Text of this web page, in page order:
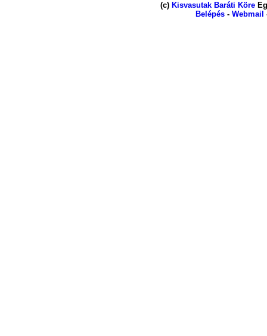
(c) Kisvasutak Baráti Köre
Belépés - Webmail